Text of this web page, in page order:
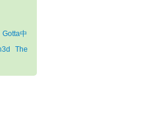
Gotta中
The